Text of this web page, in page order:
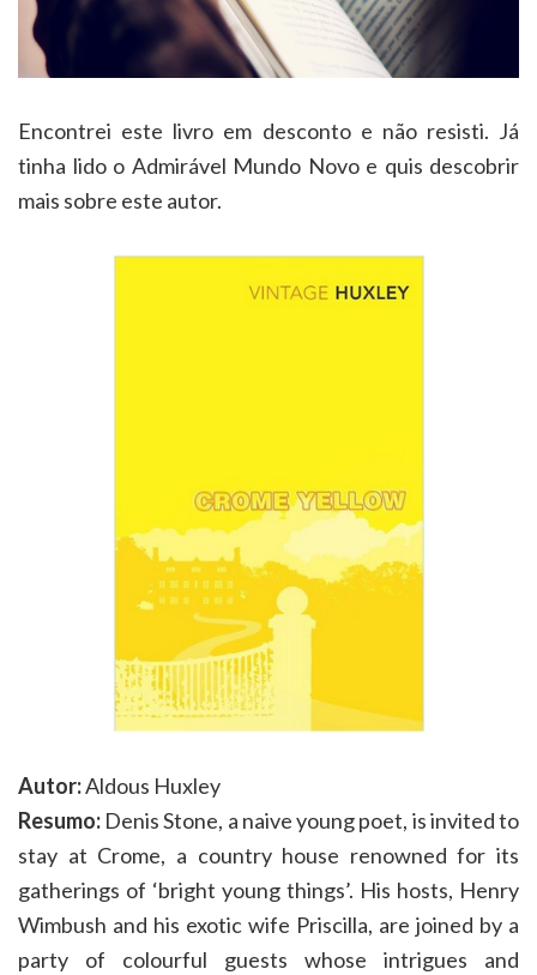
Encontrei este livro em desconto e não resisti. Já
tinha lido o Admirável Mundo Novo e quis descobrir
mais sobre este autor.
Autor:Aldous Huxley
Resumo: Denis Stone, a naive young poet, is invited to
stay at Crome, a country house renowned for its
gatherings of ‘bright young things’. His hosts, Henry
Wimbush and his exotic wife Priscilla, are joined by a
party of colourful guests whose intrigues and